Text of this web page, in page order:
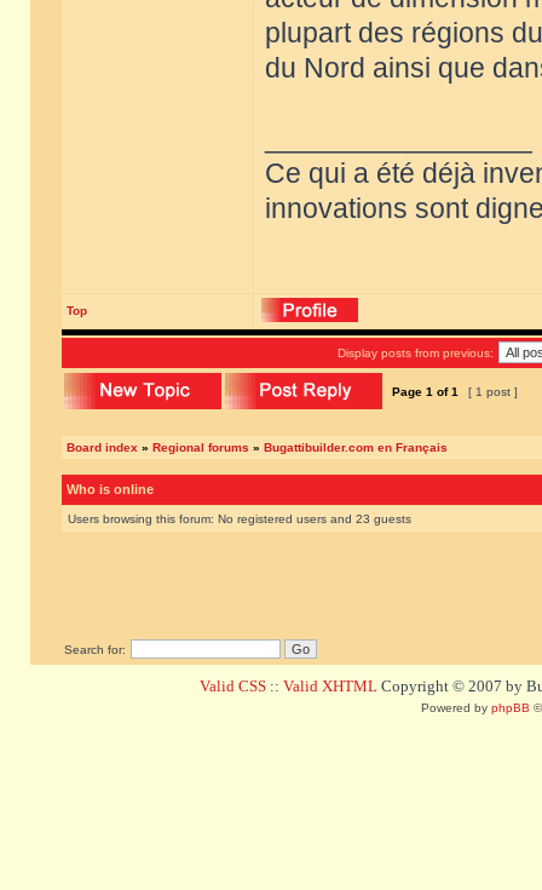
plupart des régions
du Nord ainsi que
Ce qui a été déjà
innovations sont
Top
Display posts from previous:
Page 1 of1 [ 1 post ]
Board index » Regional forums » Bugattibuilder.com en Français
Who is online
Users browsing this forum: No registered users and 23 guests
Search for:
Valid CSS :: Valid XHTML Copyright © 2007 by
Powered by phpBB